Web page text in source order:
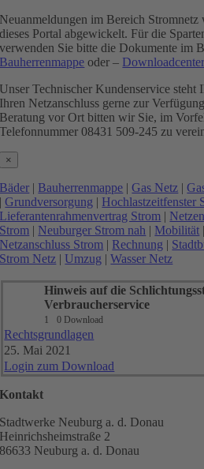
Neuanmeldungen im Bereich
dieses Portal abgewickelt. Für die
verwenden Sie bitte die Dokumente im
Bauherrenmappe oder – Downloadcenter
Unser Technischer Kundenservice steht
Ihren Netzanschluss gerne zur
Beratung vor Ort bitten wir Sie, im
Telefonnummer 08431 509-245 zu
×
Bäder | Bauherrenmappe |Gas Netz |
|Grundversorgung | Hochlastzeitfenster
Lieferantenrahmenvertrag Strom |
Strom | Neuburger Strom nah | Mobilität |
Netzanschluss Strom | Rechnung |
Strom Netz |Umzug |Wasser Netz
Hinweis auf die
Verbraucherservice
1 0 Download
Rechtsgrundlagen
25. Mai 2021
Login zum Download
Kontakt
Stadtwerke Neuburg a. d. Donau
Heinrichsheimstraße 2
86633 Neuburg a. d. Donau